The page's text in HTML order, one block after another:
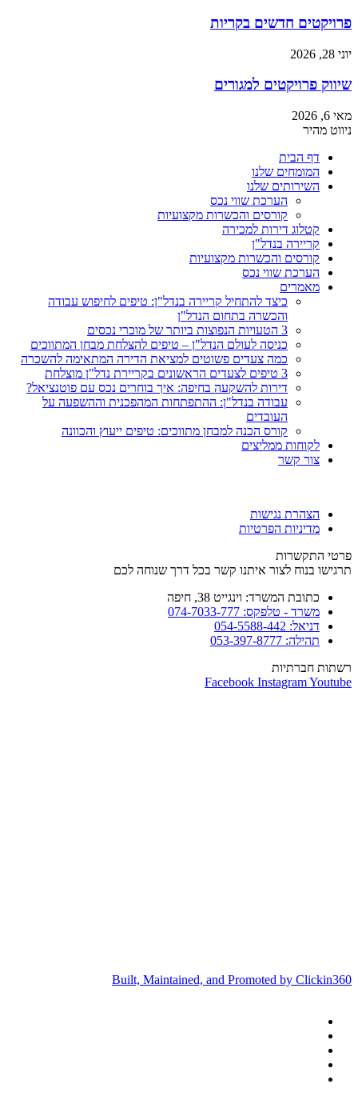
פרויקטים חדשים בקריות
יוני 28, 2026
שיווק פרויקטים למגורים
מאי 6, 2026
ניווט מהיר
דף הבית
המומחים שלנו
השירותים שלנו
הערכת שווי נכס
קורסים והכשרות מקצועיות
קטלוג דירות למכירה
קריירה בנדל"ן
קורסים והכשרות מקצועיות
הערכת שווי נכס
מאמרים
כיצד להתחיל קריירה בנדל"ן: טיפים לחיפוש עבודה
והכשרה בתחום הנדל"ן
3 הטעויות הנפוצות ביותר של מוכרי נכסים
כניסה לעולם הנדל"ן – טיפים להצלחת מבחן המתווכים
כמה צעדים פשוטים למציאת הדירה המתאימה להשכרה
3 טיפים לצעדים הראשונים בקריירת נדל"ן מוצלחת
דירות להשקעה בחיפה: איך בוחרים נכס עם פוטנציאל?
עבודה בנדל"ן: ההתפתחות המהפכנית וההשפעה על
העובדים
קורס הכנה למבחן מתווכים: טיפים ייעוץ והכוונה
לקוחות ממליצים
צור קשר
הצהרת נגישות
מדיניות הפרטיות
פרטי התקשרות
תרגישו בנוח לצור איתנו קשר בכל דרך שנוחה לכם
כתובת המשרד: וינגייט 38, חיפה
משרד - טלפקס: 074-7033-777
דניאל: 054-5588-442
תהילה: 053-397-8777
רשתות חברתיות
Facebook InstagramYoutube
Built, Maintained, and Promoted by Clickin360